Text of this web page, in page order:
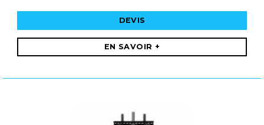
DEVIS
EN SAVOIR +